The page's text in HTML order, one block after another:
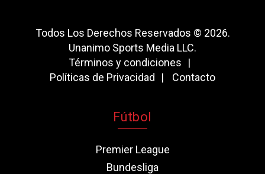
Todos Los Derechos Reservados © 2026.
Unanimo Sports Media LLC.
Términos y condiciones
Políticas de Privacidad
Contacto
Fútbol
Premier League
Bundesliga